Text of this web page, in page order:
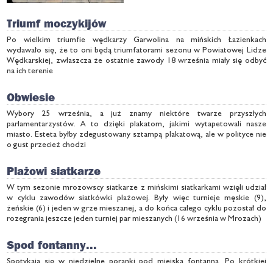
gra­ni­cę …
Triumf moczykijów
Po wielkim triumfie wędkarzy Garwolina na mińskich Łazienkach
wydawało się, że to oni będą triumfatorami sezonu w Powiatowej Lidze
Wędkarskiej, zwłaszcza że ostatnie zawody 18 września miały się odbyć
na ich terenie
Obwiesie
Wybory 25 września, a już znamy niektóre twarze przyszłych
parlamentarzystów. A to dzięki plakatom, jakimi wytapetowali nasze
miasto. Esteta byłby zdegustowany sztampą plakatową, ale w polityce nie
o gust przecież chodzi
Plażowi siatkarze
W tym sezonie mrozowscy siatkarze z mińskimi siatkarkami wzięli udział
w cyklu zawodów siatkówki plażowej. Były więc turnieje męskie (9),
żeńskie (6) i jeden w grze mieszanej, a do końca całego cyklu pozostał do
rozegrania jeszcze jeden turniej par mieszanych (16 września w Mrozach)
Spod fontanny...
Spotykają się w niedzielne poranki pod miejską fontanną. Po krótkiej